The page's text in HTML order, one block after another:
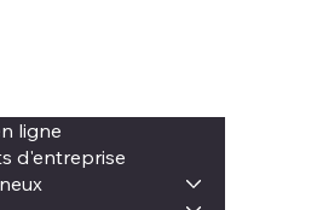
ligne
d'entreprise